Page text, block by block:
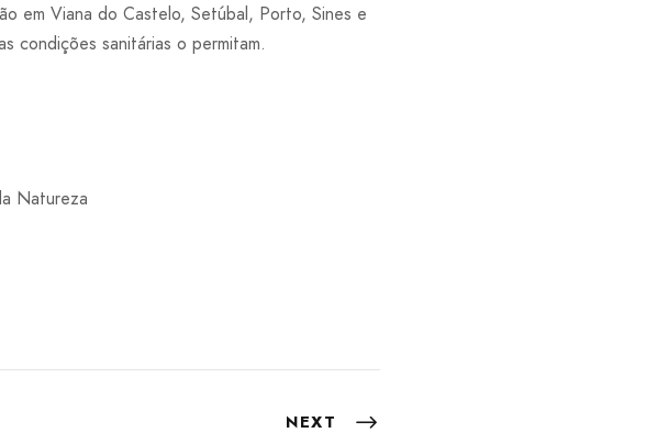
em Viana do Castelo, Setúbal, Porto, Sines e
condições sanitárias o permitam.
Natureza
NEXT